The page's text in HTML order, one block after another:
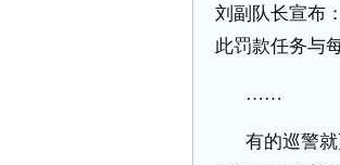
刘副队长宣布
此罚款任务与
……
有的巡警